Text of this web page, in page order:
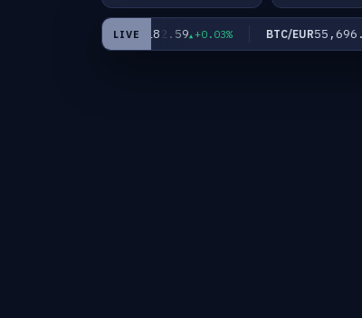
LIVE
EUR/JPY182.59 +0.03% BTC/EUR55,696.85